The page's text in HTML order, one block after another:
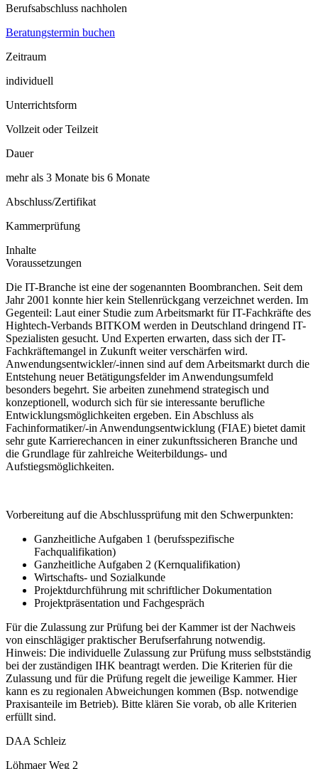
Berufsabschluss nachholen
Beratungstermin buchen
Zeitraum
individuell
Unterrichtsform
Vollzeit oder Teilzeit
Dauer
mehr als 3 Monate bis 6 Monate
Abschluss/Zertifikat
Kammerprüfung
Inhalte
Voraussetzungen
Die IT-Branche ist eine der sogenannten Boombranchen. Seit dem
Jahr 2001 konnte hier kein Stellenrückgang verzeichnet werden. Im
Gegenteil: Laut einer Studie zum Arbeitsmarkt für IT-Fachkräfte des
Hightech-Verbands BITKOM werden in Deutschland dringend IT-
Spezialisten gesucht. Und Experten erwarten, dass sich der IT-
Fachkräftemangel in Zukunft weiter verschärfen wird.
Anwendungsentwickler/-innen sind auf dem Arbeitsmarkt durch die
Entstehung neuer Betätigungsfelder im Anwendungsumfeld
besonders begehrt. Sie arbeiten zunehmend strategisch und
konzeptionell, wodurch sich für sie interessante berufliche
Entwicklungsmöglichkeiten ergeben. Ein Abschluss als
Fachinformatiker/-in Anwendungsentwicklung (FIAE) bietet damit
sehr gute Karrierechancen in einer zukunftssicheren Branche und
die Grundlage für zahlreiche Weiterbildungs- und
Aufstiegsmöglichkeiten.
Vorbereitung auf die Abschlussprüfung mit den Schwerpunkten:
Ganzheitliche Aufgaben 1 (berufsspezifische
Fachqualifikation)
Ganzheitliche Aufgaben 2 (Kernqualifikation)
Wirtschafts- und Sozialkunde
Projektdurchführung mit schriftlicher Dokumentation
Projektpräsentation und Fachgespräch
Für die Zulassung zur Prüfung bei der Kammer ist der Nachweis
von einschlägiger praktischer Berufserfahrung notwendig.
Hinweis: Die individuelle Zulassung zur Prüfung muss selbstständig
bei der zuständigen IHK beantragt werden. Die Kriterien für die
Zulassung und für die Prüfung regelt die jeweilige Kammer. Hier
kann es zu regionalen Abweichungen kommen (Bsp. notwendige
Praxisanteile im Betrieb). Bitte klären Sie vorab, ob alle Kriterien
erfüllt sind.
DAA Schleiz
Löhmaer Weg 2